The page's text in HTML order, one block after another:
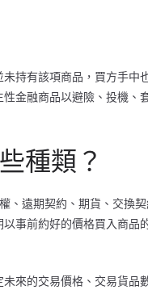
持有該項商品，買方手
金融商品以避險、投機
種類？
、遠期契約、期貨、交換
事前約好的價格買入商
來的交易價格、交易貨